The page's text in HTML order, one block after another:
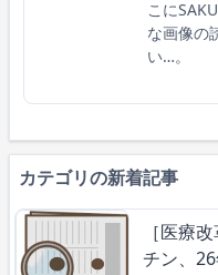
こに
な画像の
い…。
カテゴリの新着記事
［医療
チン、